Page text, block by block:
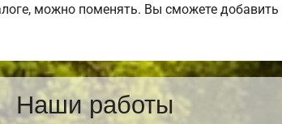
можно поменять. Вы сможете добавить
Наши работы